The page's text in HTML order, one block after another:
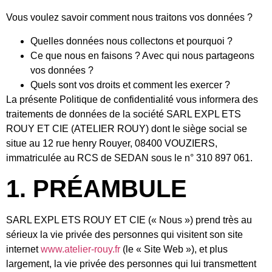
Vous voulez savoir comment nous traitons vos données ?
Quelles données nous collectons et pourquoi ?
Ce que nous en faisons ? Avec qui nous partageons
vos données ?
Quels sont vos droits et comment les exercer ?
La présente Politique de confidentialité vous informera des
traitements de données de la société SARL EXPL ETS
ROUY ET CIE (ATELIER ROUY) dont le siège social se
situe au 12 rue henry Rouyer, 08400 VOUZIERS,
immatriculée au RCS de SEDAN sous le n° 310 897 061.
1. PRÉAMBULE
SARL EXPL ETS ROUY ET CIE (« Nous ») prend très au
sérieux la vie privée des personnes qui visitent son site
internetwww.atelier-rouy.fr (le « Site Web »), et plus
largement, la vie privée des personnes qui lui transmettent